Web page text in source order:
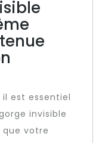
est essentiel
invisible
votre